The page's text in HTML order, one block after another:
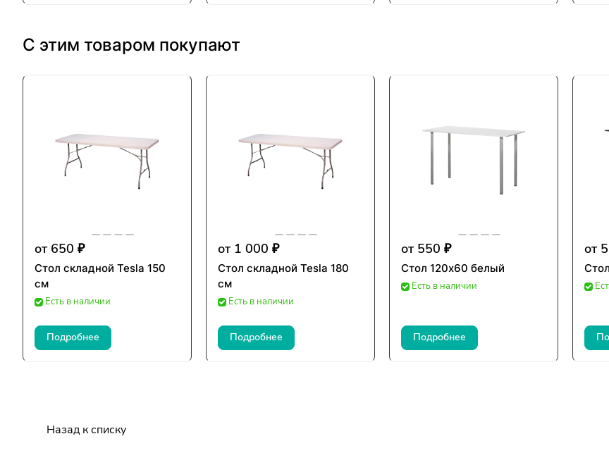
С этим товаром покупают
от 650 ₽
Стол складной Tesla 150
см
Есть в наличии
Подробнее
от 1 000 ₽
Стол складной Tesla 180
см
Есть в наличии
Подробнее
от 550 ₽
Стол 120х60 белый
Есть в наличии
Подробнее
от
Назад к списку